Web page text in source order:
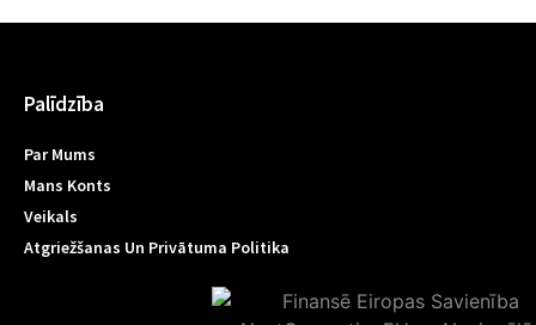
Palīdzība
Par Mums
Mans Konts
Veikals
Atgriežšanas Un Privātuma Politika